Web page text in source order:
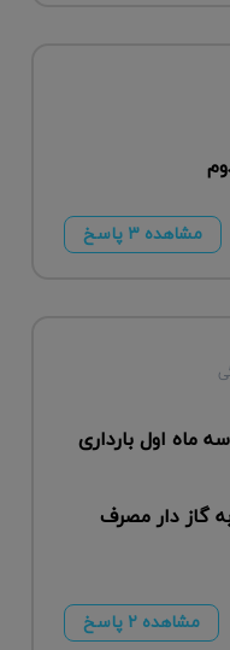
مشاهده ۳ پاسخ
ماه اول بارداری
گاز دار مصرف
مشاهده ۲ پاسخ